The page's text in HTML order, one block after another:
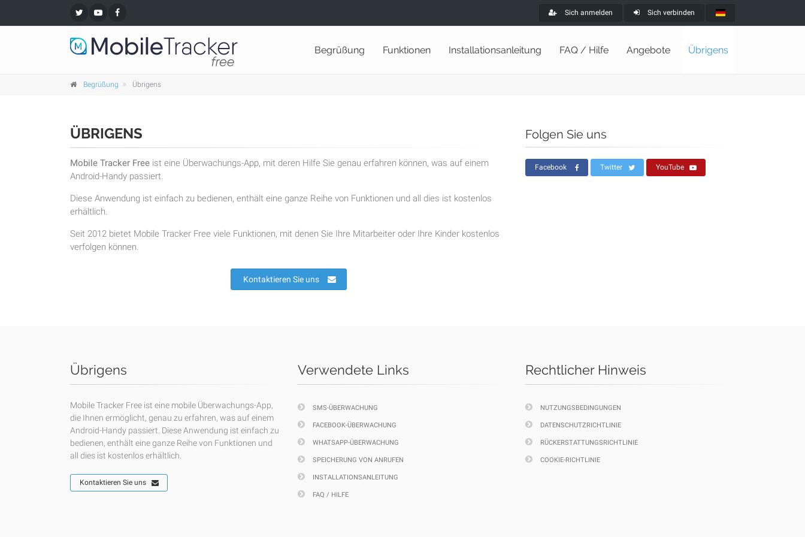
Sich anmelden Sich verbinden
Begrüßung Funktionen Installationsanleitung FAQ / Hilfe Angebote Übrigens
Begrüßung Übrigens
ÜBRIGENS
Mobile Tracker Free ist eine Überwachungs-App, mit deren Hilfe Sie genau erfahren können, was auf einem
Android-Handy passiert.
Diese Anwendung ist einfach zu bedienen, enthält eine ganze Reihe von Funktionen und all dies ist kostenlos
erhältlich.
Seit 2012 bietet Mobile Tracker Free viele Funktionen, mit denen Sie Ihre Mitarbeiter oder Ihre Kinder kostenlos
verfolgen können.
Kontaktieren Sie uns
Folgen Sie uns
Facebook Twitter YouTube
Übrigens
Mobile Tracker Free ist eine mobile Überwachungs-App,
die Ihnen ermöglicht, genau zu erfahren, was auf einem
Android-Handy passiert. Diese Anwendung ist einfach zu
bedienen, enthält eine ganze Reihe von Funktionen und
all dies ist kostenlos erhältlich.
Kontaktieren Sie uns
Verwendete Links
SMS-ÜBERWACHUNG
FACEBOOK-ÜBERWACHUNG
WHATSAPP-ÜBERWACHUNG
SPEICHERUNG VON ANRUFEN
INSTALLATIONSANLEITUNG
FAQ / HILFE
Rechtlicher Hinweis
NUTZUNGSBEDINGUNGEN
DATENSCHUTZRICHTLINIE
RÜCKERSTATTUNGSRICHTLINIE
COOKIE-RICHTLINIE